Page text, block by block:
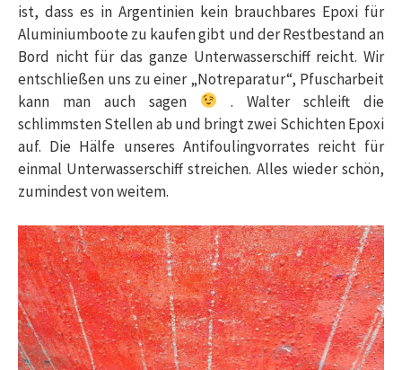
ist, dass es in Argentinien kein brauchbares Epoxi für
Aluminiumboote zu kaufen gibt und der Restbestand an
Bord nicht für das ganze Unterwasserschiff reicht. Wir
entschließen uns zu einer „Notreparatur“, Pfuscharbeit
kann man auch sagen
. Walter schleift die
schlimmsten Stellen ab und bringt zwei Schichten Epoxi
auf. Die Hälfe unseres Antifoulingvorrates reicht für
einmal Unterwasserschiff streichen. Alles wieder schön,
zumindest von weitem.